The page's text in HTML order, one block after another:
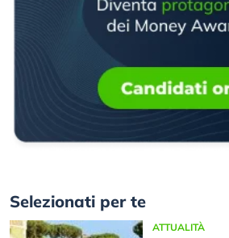
Selezionati per te
ATTUALITÀ